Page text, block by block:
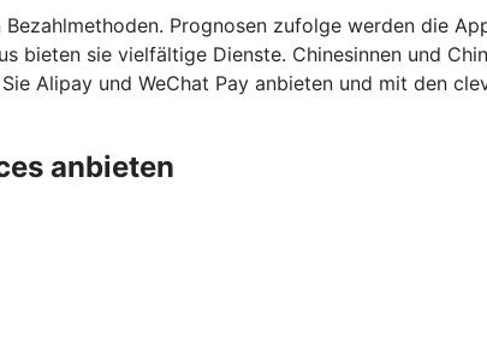
Prognosen zufolge werden die
bieten sie vielfältige Dienste. Chinesinnen und
Alipay und WeChat Pay anbieten und mit den
anbieten